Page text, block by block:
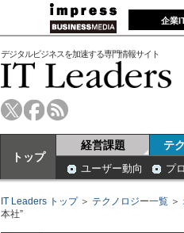
企業
デジタルビジネスを加速する専門情報サイト
トップ
経営課題 テ
ユーザー動向 プ
IT Leaders トップ＞ テクノロジー一覧 ＞
本社”